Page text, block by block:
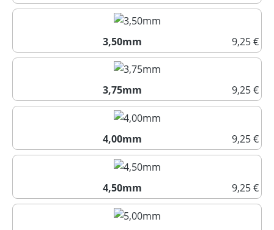
3,25mm
3,50mm
9,25 €
3,50mm
3,75mm
9,25 €
3,75mm
4,00mm
9,25 €
4,00mm
4,50mm
9,25 €
4,50mm